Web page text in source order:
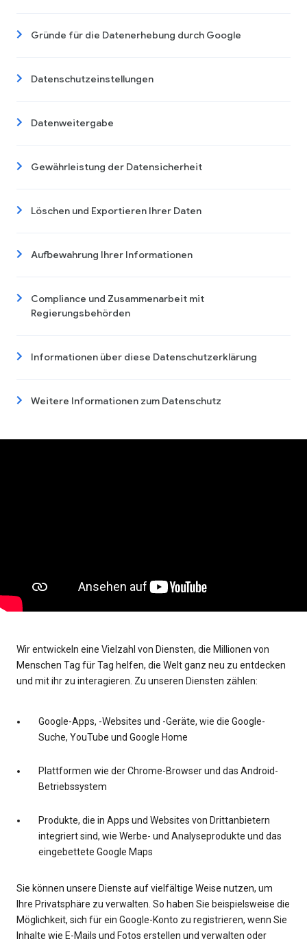
Gründe für die Datenerhebung durch Google
Datenschutzeinstellungen
Datenweitergabe
Gewährleistung der Datensicherheit
Löschen und Exportieren Ihrer Daten
Aufbewahrung Ihrer Informationen
Compliance und Zusammenarbeit mit
Regierungsbehörden
Informationen über diese Datenschutzerklärung
Weitere Informationen zum Datenschutz
Wir entwickeln eine Vielzahl von Diensten, die Millionen von
Menschen Tag für Tag helfen, die Welt ganz neu zu entdecken
und mit ihr zu interagieren. Zu unseren Diensten zählen:
Google-Apps, -Websites und -Geräte, wie die Google-
Suche, YouTube und Google Home
Plattformen wie der Chrome-Browser und das Android-
Betriebssystem
Produkte, die in Apps und Websites von Drittanbietern
integriert sind, wie Werbe- und Analyseprodukte und das
eingebettete Google Maps
Sie können unsere Dienste auf vielfältige Weise nutzen, um
Ihre Privatsphäre zu verwalten. So haben Sie beispielsweise die
Möglichkeit, sich für ein Google-Konto zu registrieren, wenn Sie
Inhalte wie E-Mails und Fotos erstellen und verwalten oder